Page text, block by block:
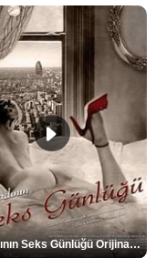
Bir Kadının Seks Günlüğü Orijinal Fragman